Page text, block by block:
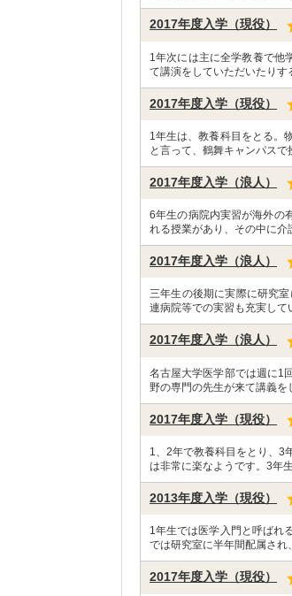
2017年度入学（現役）
1年次には主に全学教養で他
て講演をしていただいたり
2017年度入学（現役）
1年生は、教養科目をとる。
と言って、鶴舞キャンパス
2017年度入学（浪人）
6年生の病院内実習が海外の
れる授業があり、その中に
2017年度入学（浪人）
三年生の後期に実際に研究
連病院等での実習も充実し
2017年度入学（浪人）
名古屋大学医学部では週に1
野の専門の先生が来て講義
2017年度入学（現役）
1、2年で教養科目をとり、3
は非常に楽なようです。3年
2013年度入学（現役）
1年生では医学入門と呼ばれ
では研究室に半年間配属さ
2017年度入学（現役）